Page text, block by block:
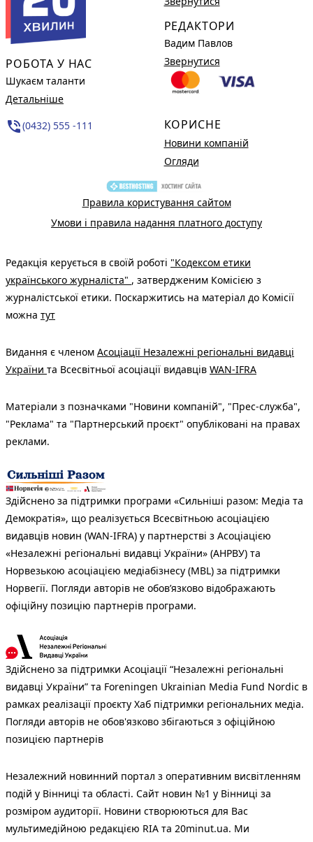
РОБОТА У НАС
Шукаєм таланти
Детальніше
phone_in_talk(0432) 555 -111
РЕДАКТОРИ
Вадим Павлов
Звернутися
КОРИСНЕ
Новини компаній
Огляди
Правила користування сайтом
Умови і правила надання платного доступу
Редакція керується в своїй роботі "Кодексом етики
українського журналіста" , затвердженим Комісією з
журналістської етики. Поскаржитись на матеріал до Комісії
можна тут
Видання є членом Асоціації Незалежні регіональні видавці
України та Всесвітньої асоціації видавців WAN-IFRA
Матеріали з позначками "Новини компаній", "Прес-служба",
"Реклама" та "Партнерський проєкт" опубліковані на правах
реклами.
Здійснено за підтримки програми «Сильніші разом: Медіа та
Демократія», що реалізується Всесвітньою асоціацією
видавців новин (WAN-IFRA) у партнерстві з Асоціацією
«Незалежні регіональні видавці України» (АНРВУ) та
Норвезькою асоціацією медіабізнесу (MBL) за підтримки
Норвегії. Погляди авторів не обов’язково відображають
офіційну позицію партнерів програми.
Здійснено за підтримки Асоціації “Незалежні регіональні
видавці України” та Foreningen Ukrainian Media Fund Nordic в
рамках реалізації проєкту Хаб підтримки регіональних медіа.
Погляди авторів не обов'язково збігаються з офіційною
позицією партнерів
Незалежний новинний портал з оперативним висвітленням
подій у Вінниці та області. Сайт новин №1 у Вінниці за
розміром аудиторії. Новини створюються для Вас
мультимедійною редакцією RIA та 20minut.ua. Ми